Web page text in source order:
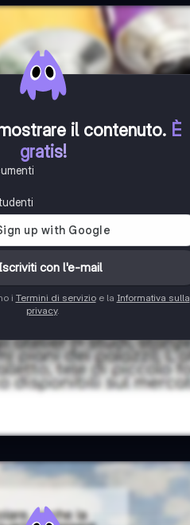
il contenuto. È
gratis!
con l'e-mail
i Termini di servizioe la Informativa sulla
privacy.